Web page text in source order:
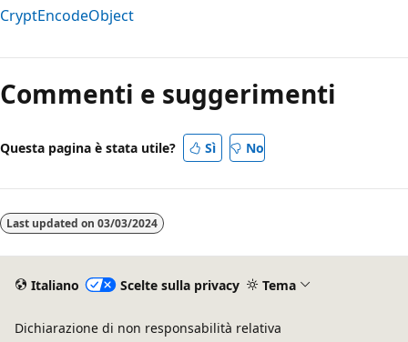
CryptEncodeObject
di
lettura
Commenti e suggerimenti
Questa pagina è stata utile? Sì No
Last updated on 03/03/2024
Italiano Scelte sulla privacy Tema
Dichiarazione di non responsabilità relativa